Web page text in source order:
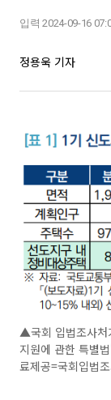
입력 2024-09-16
정용욱 기자
▲국회 입법조사처
지원에 관한 특별
료제공=국회입법